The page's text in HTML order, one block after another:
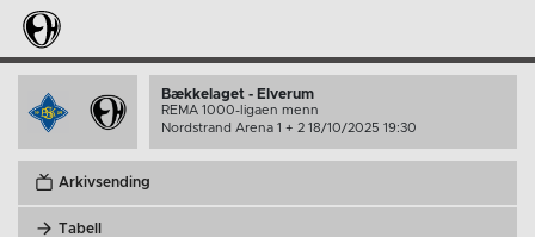
Bækkelaget - Elverum
REMA 1000-ligaen menn
Nordstrand Arena 1 + 2 18/10/2025 19:30
Arkivsending
Tabell